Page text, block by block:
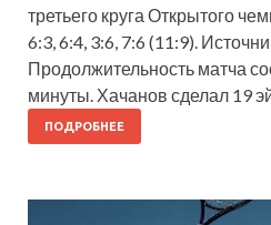
третьего круга Открытого
6:3, 6:4, 3:6, 7:6 (11:9).
Продолжительность матча
минуты. Хачанов сделал 19
ПОДРОБНЕЕ